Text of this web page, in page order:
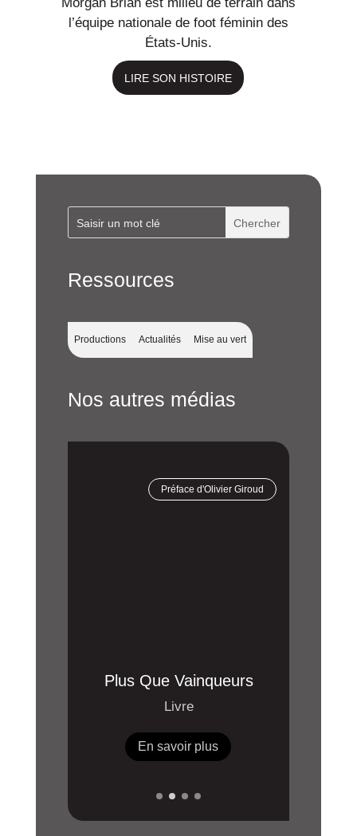
l’équipe nationale de foot féminin des
États-Unis.
Ressources
Productions Actualités Mise au vert
Nos autres médias
Préface d'Olivier Giroud
Plus Que Vainqueurs
Livre
En savoir plus